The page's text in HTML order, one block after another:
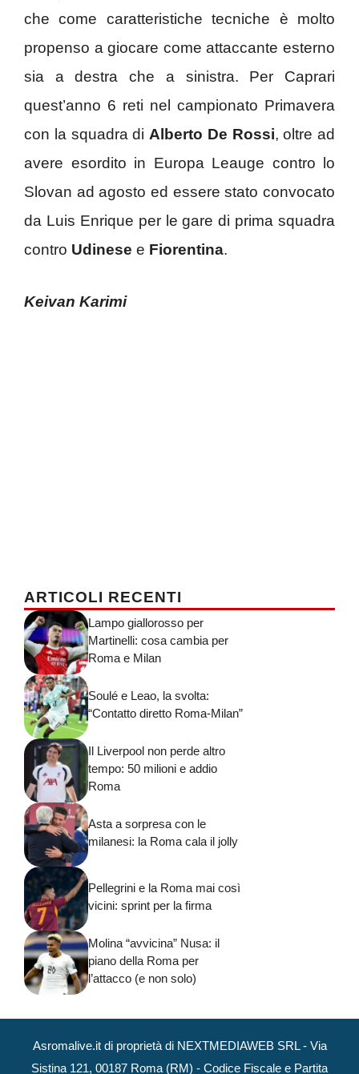
che come caratteristiche tecniche è molto
propenso a giocare come attaccante esterno
sia a destra che a sinistra. Per Caprari
quest’anno 6 reti nel campionato Primavera
con la squadra di Alberto De Rossi, oltre ad
avere esordito in Europa Leauge contro lo
Slovan ad agosto ed essere stato convocato
da Luis Enrique per le gare di prima squadra
contro Udinese e Fiorentina.
Keivan Karimi
ARTICOLI RECENTI
Lampo giallorosso per
Martinelli: cosa cambia per
Roma e Milan
Soulé e Leao, la svolta:
“Contatto diretto Roma-Milan”
Il Liverpool non perde altro
tempo: 50 milioni e addio
Roma
Asta a sorpresa con le
milanesi: la Roma cala il jolly
Pellegrini e la Roma mai così
vicini: sprint per la firma
Molina “avvicina” Nusa: il
piano della Roma per
l’attacco (e non solo)
Asromalive.it di proprietà di NEXTMEDIAWEB SRL - Via
Sistina 121, 00187 Roma (RM) - Codice Fiscale e Partita